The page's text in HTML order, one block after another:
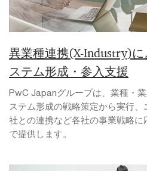
異業種連携(X-Industry)
ステム形成・参入支援
PwC Japanグループは、業種・
ステム形成の戦略策定から実行
社との連携など各社の事業戦略
で提供します。